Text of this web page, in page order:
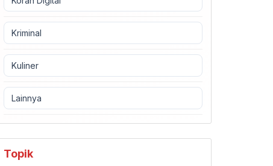
Kriminal
Kuliner
Lainnya
Topik